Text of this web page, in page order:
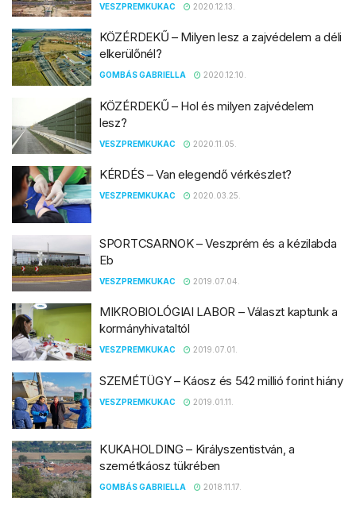
VESZPREMKUKAC 2020.12.13.
KÖZÉRDEKŰ – Milyen lesz a zajvédelem a déli
elkerülőnél?
GOMBÁS GABRIELLA 2020.12.10.
KÖZÉRDEKŰ – Hol és milyen zajvédelem
lesz?
VESZPREMKUKAC 2020.11.05.
KÉRDÉS – Van elegendő vérkészlet?
VESZPREMKUKAC 2020.03.25.
SPORTCSARNOK – Veszprém és a kézilabda
Eb
VESZPREMKUKAC 2019.07.04.
MIKROBIOLÓGIAI LABOR – Választ kaptunk a
kormányhivataltól
VESZPREMKUKAC 2019.07.01.
SZEMÉTÜGY – Káosz és 542 millió forint hiány
VESZPREMKUKAC 2019.01.11.
KUKAHOLDING – Királyszentistván, a
szemétkáosz tükrében
GOMBÁS GABRIELLA 2018.11.17.